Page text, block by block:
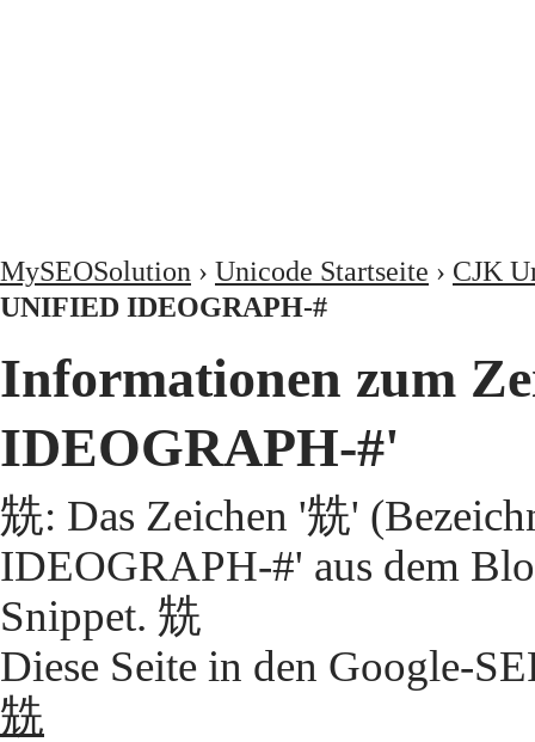
MySEOSolution › Unicode Startseite › CJK
UNIFIED IDEOGRAPH-#
Informationen zum
IDEOGRAPH-#'
兟: Das Zeichen '兟'
IDEOGRAPH-#' aus dem
Snippet. 兟
Diese Seite in den Google-
兟